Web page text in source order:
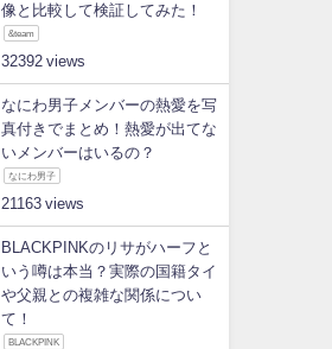
像と比較して検証してみた！
&team
32392
なにわ男子メンバーの熱愛を写
真付きでまとめ！熱愛が出てな
いメンバーはいるの？
なにわ男子
21163
BLACKPINKのリサがハーフと
いう噂は本当？実際の国籍タイ
や父親との複雑な関係につい
て！
BLACKPINK